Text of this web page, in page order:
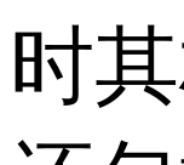
时